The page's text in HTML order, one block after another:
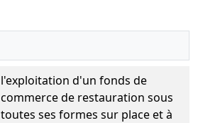
l'exploitation d'un fonds de
commerce de restauration sous
toutes ses formes sur place et à